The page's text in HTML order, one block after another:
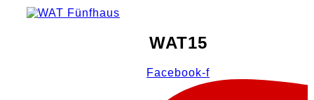
WAT15
Facebook-f